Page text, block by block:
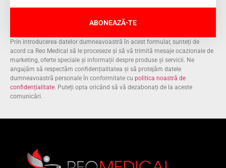
ABONEAZĂ-TE
Prin introducerea datelor dumneavoastră în acest formular, sunteți de
acord ca Reo Medical să le proceseze și să vă trimită mesaje ocazionale de
marketing, oferte speciale și informații despre produse și servicii. Ne
angajăm să respectăm confidențialitatea și să protejăm datele
dumneavoastră personale în conformitate cu politica noastră de
confidențialitate. Puteți opta oricând să vă dezabonați de la aceste
comunicări.